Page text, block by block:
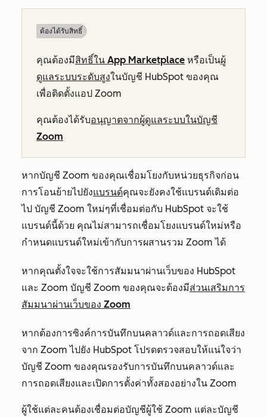
ต้องได้รับสิทธิ์​
คุณต้องมีสิทธิ์ใน App Marketplace หรือเป็นผู้
ดูแลระบบระดับสูงในบัญชี HubSpot ของคุณ
เพื่อติดตั้งแอป Zoom
คุณต้องได้รับอนุญาตจากผู้ดูแลระบบในบัญชี
Zoom
หากบัญชี Zoom ของคุณเชื่อมโยงกับหน่วยธุรกิจก่อน
การโอนย้ายไปยังแบรนด์คุณจะยังคงใช้แบรนด์เดิมต่อ
ไป บัญชี Zoom ใหม่ๆที่เชื่อมต่อกับ HubSpot จะใช้
แบรนด์นี้ด้วย คุณไม่สามารถเชื่อมโยงแบรนด์ใหม่หรือ
กำหนดแบรนด์ใหม่เข้ากับการผสานรวม Zoom ได้
หากคุณตั้งใจจะใช้การสัมมนาผ่านเว็บของ HubSpot
และ Zoom บัญชี Zoom ของคุณจะต้องมีส่วนเสริมการ
สัมมนาผ่านเว็บของ Zoom
หากต้องการซิงค์การบันทึกบนคลาวด์และการถอดเสียง
จาก Zoom ไปยัง HubSpot โปรดตรวจสอบให้แน่ใจว่า
บัญชี Zoom ของคุณรองรับการบันทึกบนคลาวด์และ
การถอดเสียงและเปิดการตั้งค่าทั้งสองอย่างใน Zoom
ผู้ใช้แต่ละคนต้องเชื่อมต่อบัญชีผู้ใช้ Zoom แต่ละบัญชี